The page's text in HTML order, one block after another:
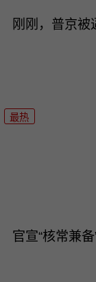
刚刚，普京被
最热
官宣“核常兼